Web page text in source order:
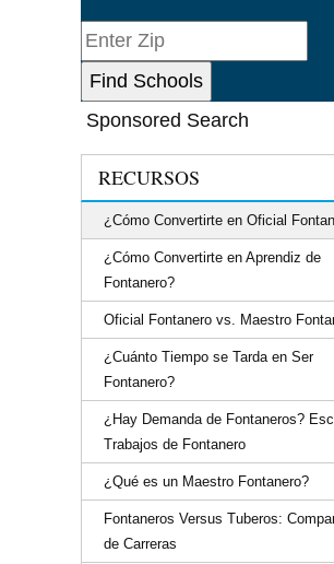
Sponsored Search
RECURSOS
¿Cómo Convertirte en Oficial
¿Cómo Convertirte en Aprendiz de
Fontanero?
Oficial Fontanero vs. Maestro
¿Cuánto Tiempo se Tarda en Ser
Fontanero?
¿Hay Demanda de Fontaneros?
Trabajos de Fontanero
¿Qué es un Maestro Fontanero?
Fontaneros Versus Tuberos:
de Carreras